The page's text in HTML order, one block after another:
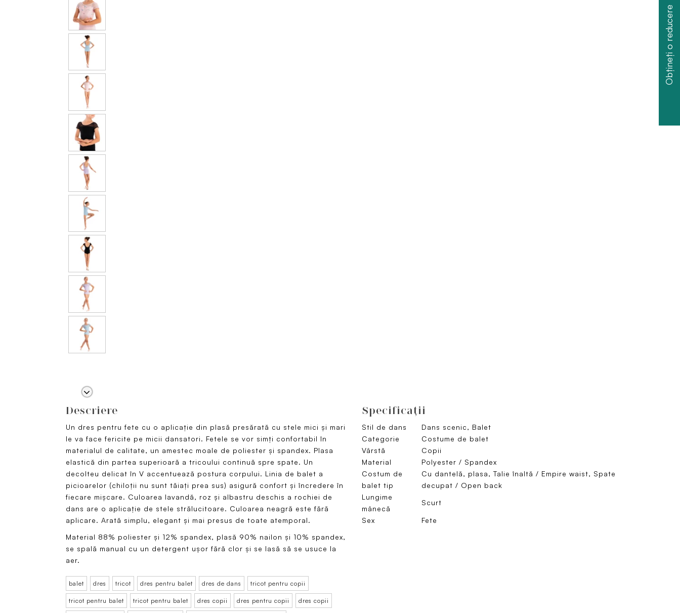
Descriere
Un dres pentru fete cu o aplicație din plasă presărată cu stele mici și mari
le va face fericite pe micii dansatori. Fetele se vor simți confortabil în
materialul de calitate, un amestec moale de poliester și spandex. Plasa
elastică din partea superioară a tricoului continuă spre spate. Un
decolteu delicat în V accentuează postura corpului. Linia de balet a
picioarelor (chiloții nu sunt tăiați prea sus) asigură confort și încredere în
fiecare mișcare. Culoarea lavandă, roz și albastru deschis a rochiei de
dans are o aplicație de stele strălucitoare. Culoarea neagră este fără
aplicare. Arată simplu, elegant și mai presus de toate atemporal.
Material 88% poliester și 12% spandex, plasă 90% nailon și 10% spandex,
se spală manual cu un detergent ușor fără clor și se lasă să se usuce la
aer.
balet dres tricot dres pentru balet dres de dans tricot pentru copii
tricot pentru balet tricot pentru balet dres copii dres pentru copii dres copii
Specificaţii
Stil de dans
Dans scenic, Balet
Categorie
Costume de balet
Vârstă
Copii
Material
Polyester / Spandex
Costum de
balet tip
Cu dantelă, plasa, Talie înaltă / Empire waist, Spate
decupat / Open back
Lungime
mânecă
Scurt
Sex Fete
Obțineți o reducere